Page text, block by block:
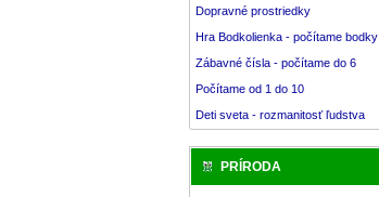
Dopravné prostriedky
Hra Bodkolienka - počítame bodky
Zábavné čísla - počítame do 6
Počítame od 1 do 10
Deti sveta - rozmanitosť ľudstva
PRÍRODA